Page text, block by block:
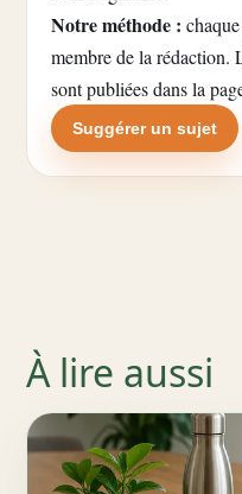
Notre méthode :
membre de la rédaction.
sont publiées dans la
Suggérer un sujet
À lire aussi